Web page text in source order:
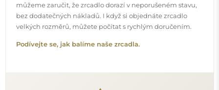
můžeme zaručit, že zrcadlo dorazí v neporušeném stavu,
bez dodatečných nákladů. I když si objednáte zrcadlo
velkých rozměrů, můžete počítat s rychlým doručením.
Podívejte se, jak balíme naše zrcadla.